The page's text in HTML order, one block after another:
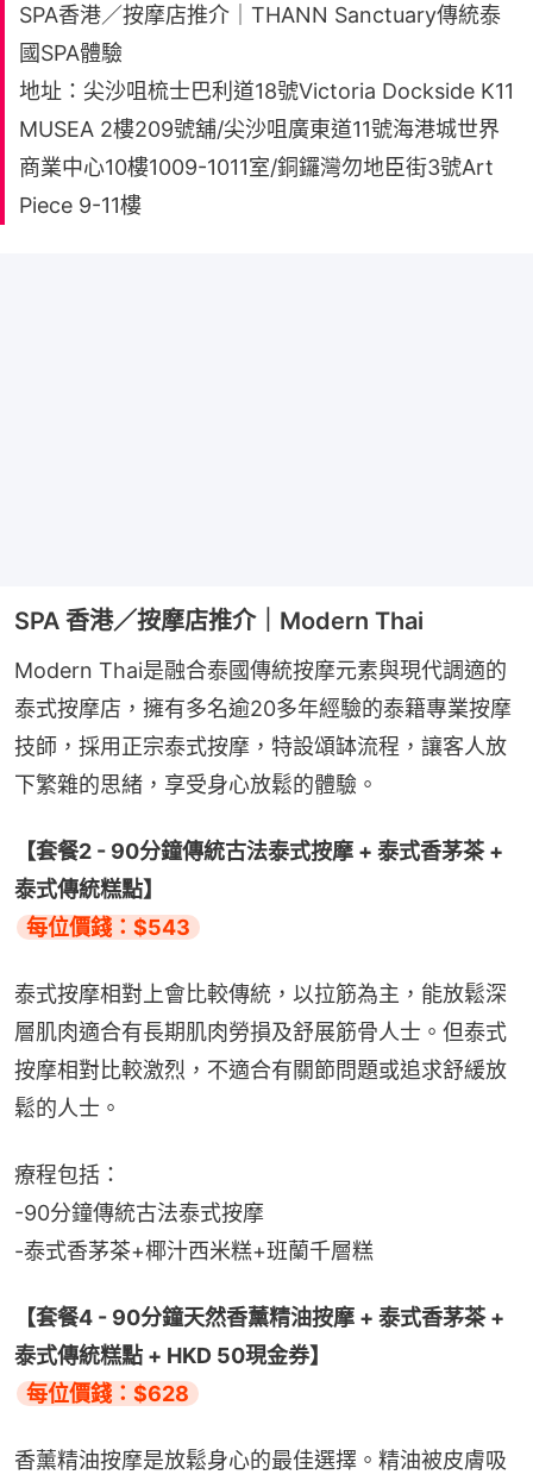
SPA香港／按摩店推介｜THANN Sanctuary傳統泰
國SPA體驗
地址：尖沙咀梳士巴利道18號Victoria Dockside K11
MUSEA 2樓209號舖/尖沙咀廣東道11號海港城世界
商業中心10樓1009-1011室/銅鑼灣勿地臣街3號Art
Piece 9-11樓
SPA 香港／按摩店推介｜Modern Thai
Modern Thai是融合泰國傳統按摩元素與現代調適的
泰式按摩店，擁有多名逾20多年經驗的泰籍專業按摩
技師，採用正宗泰式按摩，特設頌缽流程，讓客人放
下繁雜的思緒，享受身心放鬆的體驗。
【套餐2 - 90分鐘傳統古法泰式按摩 + 泰式香茅茶 +
泰式傳統糕點】
每位價錢：$543
泰式按摩相對上會比較傳統，以拉筋為主，能放鬆深
層肌肉適合有長期肌肉勞損及舒展筋骨人士。但泰式
按摩相對比較激烈，不適合有關節問題或追求舒緩放
鬆的人士。
療程包括：
-90分鐘傳統古法泰式按摩
-泰式香茅茶+椰汁西米糕+班蘭千層糕
【套餐4 - 90分鐘天然香薰精油按摩 + 泰式香茅茶 +
泰式傳統糕點 + HKD 50現金券】
每位價錢：$628
香薰精油按摩是放鬆身心的最佳選擇。精油被皮膚吸